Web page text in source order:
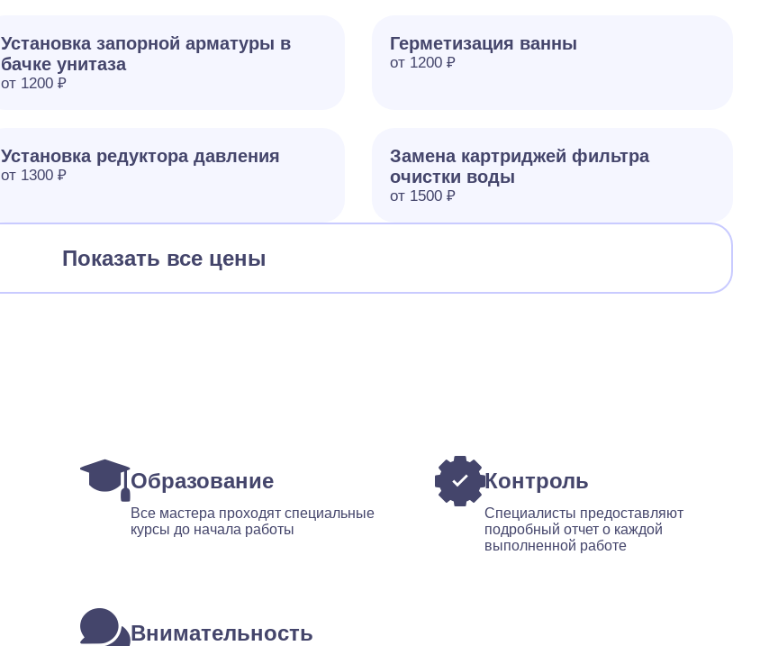
Установка запорной арматуры в
бачке унитаза
от 1200 ₽
Герметизация ванны
от 1200 ₽
Установка редуктора давления
от 1300 ₽
Замена картриджей фильтра
очистки воды
от 1500 ₽
Показать все цены
Образование
Все мастера проходят специальные
курсы до начала работы
Контроль
Специалисты предоставляют
подробный отчет о каждой
выполненной работе
Внимательность